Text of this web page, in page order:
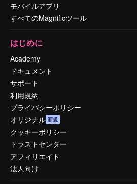
モバイルアプリ
すべてのMagnificツール
はじめに
Academy
ドキュメント
サポート
利用規約
プライバシーポリシー
オリジナル 新規
クッキーポリシー
トラストセンター
アフィリエイト
法人向け